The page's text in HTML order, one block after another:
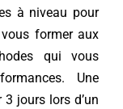
à niveau pour
former aux
qui vous
Une
jours lors d’un